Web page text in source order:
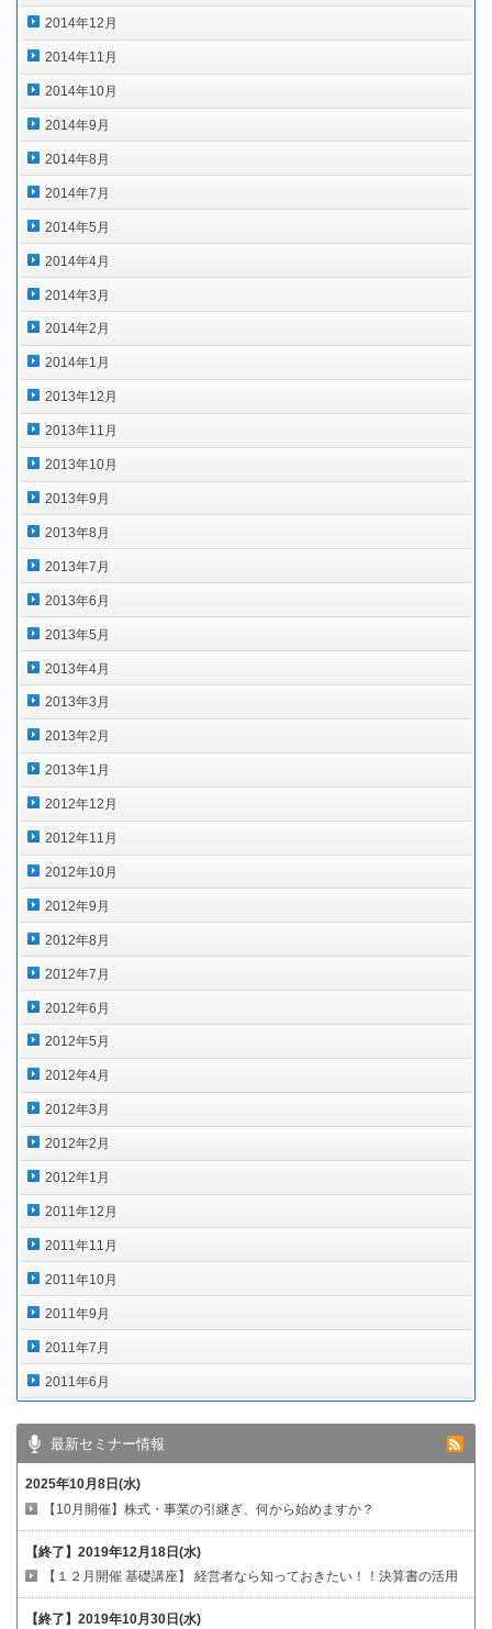
2014年12月
2014年11月
2014年10月
2014年9月
2014年8月
2014年7月
2014年5月
2014年4月
2014年3月
2014年2月
2014年1月
2013年12月
2013年11月
2013年10月
2013年9月
2013年8月
2013年7月
2013年6月
2013年5月
2013年4月
2013年3月
2013年2月
2013年1月
2012年12月
2012年11月
2012年10月
2012年9月
2012年8月
2012年7月
2012年6月
2012年5月
2012年4月
2012年3月
2012年2月
2012年1月
2011年12月
2011年11月
2011年10月
2011年9月
2011年7月
2011年6月
最新セミナー情報
2025年10月8日(水)
【10月開催】株式・事業の引継ぎ、何から始めますか？
【終了】 2019年12月18日(水)
【１２月開催 基礎講座】 経営者なら知っておきたい！！決算書の活用
【終了】 2019年10月30日(水)